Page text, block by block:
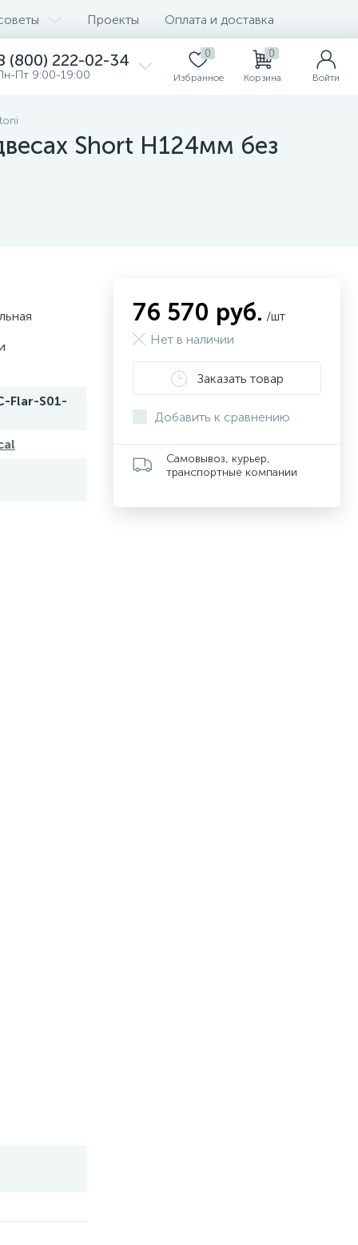
Проекты Оплата и доставка
(800) 222-02-34
Пт 9:00-19:00
0
Избранное
0
Корзина Войти
Short H124мм без
Flar-S01-
76 570 руб. /шт
Нет в наличии
Заказать товар
Добавить к сравнению
Самовывоз, курьер,
транспортные компании